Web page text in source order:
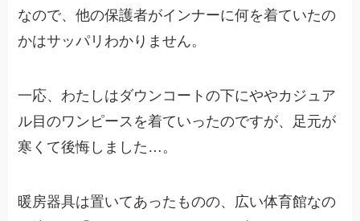
なので、他の保護者がインナーに何を着ていたの
かはサッパリわかりません。
一応、わたしはダウンコートの下にややカジュア
ル目のワンピースを着ていったのですが、足元が
寒くて後悔しました…。
暖房器具は置いてあったものの、広い体育館なの